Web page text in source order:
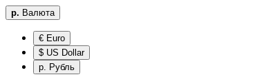
р. Валюта
€ Euro
$ US Dollar
р. Рубль